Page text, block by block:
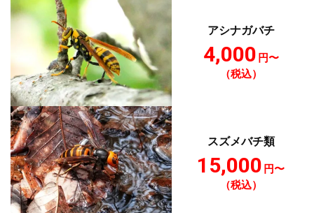
アシナガバチ
4,000 円〜
（税込）
スズメバチ類
15,000 円〜
（税込）